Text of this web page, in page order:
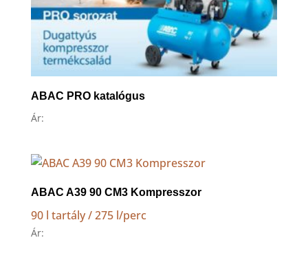
ABAC PRO katalógus
Ár:
ABAC A39 90 CM3 Kompresszor
90 l tartály / 275 l/perc
Ár: